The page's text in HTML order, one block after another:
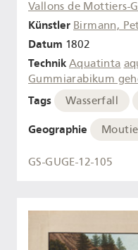
Vallons de Mottiers-
Künstler Birmann,
Datum 1802
Technik Aquatinta
Gummiarabikum
Tags Wasserfall
Geographie
GS-GUGE-12-105